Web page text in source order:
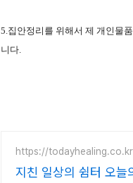
5.집안정리를 위해서 제 개인물
니다.
https://todayhealing.co.kr
지친 일상의 쉼터 오늘